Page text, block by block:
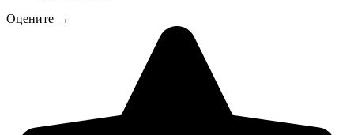
Оцените →